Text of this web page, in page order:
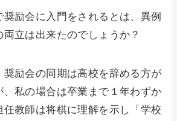
奨励会に入門をされるとは、異例
立は出来たのでしょうか？
奨励会の同期は高校を辞める方が
、私の場合は卒業まで１年わずか
任教師は将棋に理解を示し「学校